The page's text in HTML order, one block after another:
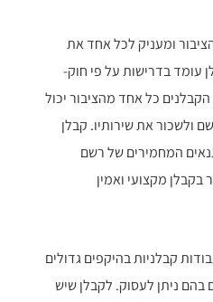
ומעניק לכל אחד את
עומד בדרישות על פי חוק-
כל אחד מהציבור יכול
ולשכור את שירותיו. קבלן
המחמירים של רשם
מקצועי ואמין
קבלניות בהיקפים גדולים
בהם ניתן לעסוק. לקבלן שיש